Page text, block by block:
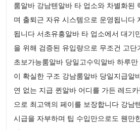
룸알바 강남텐알바 타 업소와 차별화된
며 출퇴근 자유 시스템으로 운영됩니다
됩니다 서초유흥알바 타 업소에서 대기
을 위해 검증된 유입량으로 무조건 고
초보가능룸알바 당일고수익알바 하루
이 확실한 구조 강남룸알바 당일지급알
연 없는 지급 퀸알바 어디를 가든 레드
으로 최고액의 페이를 보장합니다 강남
시급을 자부하며 팁 수입만으로도 웬만